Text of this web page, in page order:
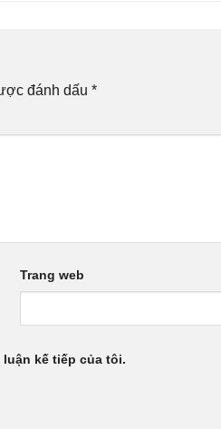
đánh dấu *
Trang web
kế tiếp của tôi.